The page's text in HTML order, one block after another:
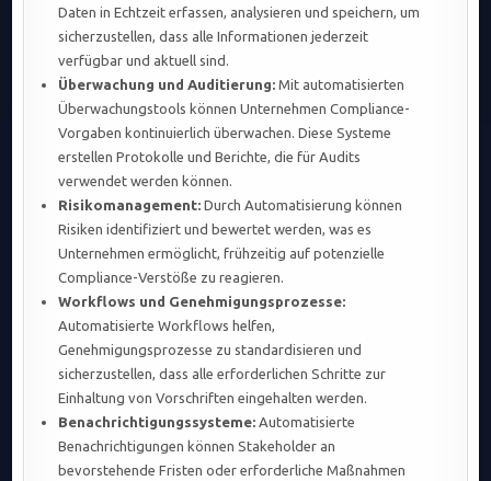
Daten in Echtzeit erfassen, analysieren und speichern, um
sicherzustellen, dass alle Informationen jederzeit
verfügbar und aktuell sind.
Überwachung und Auditierung: Mit automatisierten
Überwachungstools können Unternehmen Compliance-
Vorgaben kontinuierlich überwachen. Diese Systeme
erstellen Protokolle und Berichte, die für Audits
verwendet werden können.
Risikomanagement: Durch Automatisierung können
Risiken identifiziert und bewertet werden, was es
Unternehmen ermöglicht, frühzeitig auf potenzielle
Compliance-Verstöße zu reagieren.
Workflows und Genehmigungsprozesse:
Automatisierte Workflows helfen,
Genehmigungsprozesse zu standardisieren und
sicherzustellen, dass alle erforderlichen Schritte zur
Einhaltung von Vorschriften eingehalten werden.
Benachrichtigungssysteme: Automatisierte
Benachrichtigungen können Stakeholder an
bevorstehende Fristen oder erforderliche Maßnahmen